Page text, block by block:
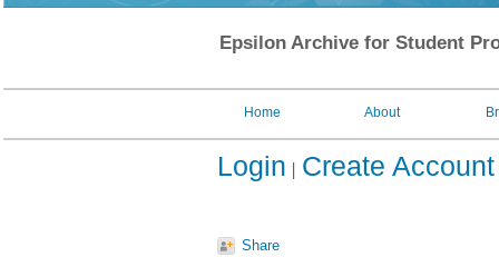
Epsilon Archive for Student
Home About
Login Create Account
Share